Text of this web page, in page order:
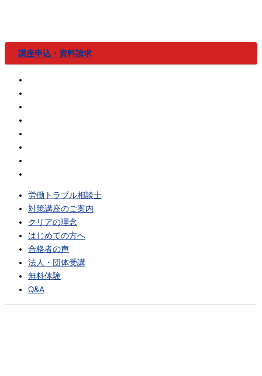
ス
講座申込・資料請求
労働トラブル相談士
対策講座のご案内
クリアの理念
はじめての方へ
合格者の声
法人・団体受講
無料体験
Q&A